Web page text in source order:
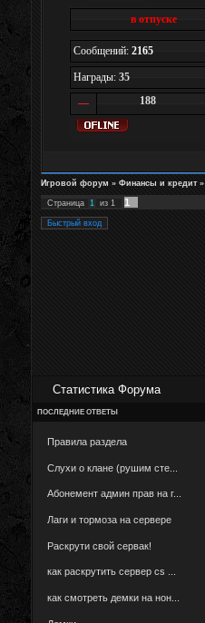
в отпуске
Сообщений: 2165
Награды: 35
188
Игровой форум » Финансы и кредит »
Страница 1 из 1
1
Статистика Форума
ПОСЛЕДНИЕ ОТВЕТЫ
Правила раздела
Слухи о клане (рушим сте...
Абонемент админ прав на г...
Лаги и тормоза на сервере
Раскрути свой сервак!
как раскрутить сервер cs ...
как смотреть демки на нон...